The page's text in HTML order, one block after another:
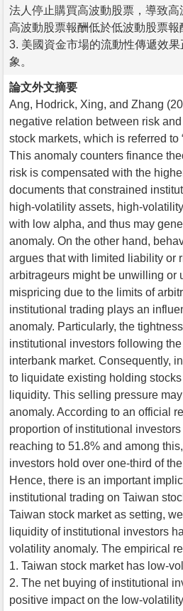
法人停止購買高波動股票，導致
高波動股票報酬低於低波動股票報
3. 美國資金市場的流動性傳遞效
象。
論文外文摘要
Ang, Hodrick, Xing, and Zhang
negative relation between risk
stock markets, which is referred to
This anomaly counters finance
risk is compensated with the
documents that constrained
high-volatility assets, high-
with low alpha, and thus may
anomaly. On the other hand,
argues that with limited liability or
arbitrageurs might be unwilling or
mispricing due to the limits of
institutional trading plays an
anomaly. Particularly, the
institutional investors following
interbank market. Consequently,
to liquidate existing holding
liquidity. This selling pressure
anomaly. According to an official
proportion of institutional
reaching to 51.8% and among
investors hold over one-third of
Hence, there is an important
institutional trading on Taiwan
Taiwan stock market as setting,
liquidity of institutional investors
volatility anomaly. The empirical
1. Taiwan stock market has low-
2. The net buying of institutional
positive impact on the low-